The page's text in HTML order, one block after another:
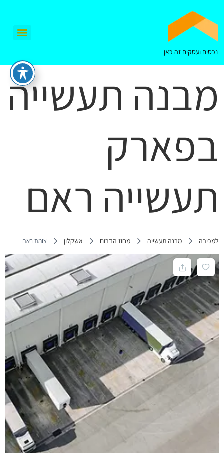
נכסים ועסקים זה כאן
מבנה תעשייה
בפארק
תעשייה ראם
למכירה מבנה תעשייה מחוז הדרום אשקלון צומת ראם